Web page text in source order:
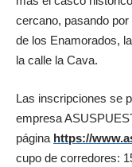
cercano, pasando
de los Enamorados,
la calle la Cava.
Las inscripciones se
empresa
página https://
cupo de corredores: